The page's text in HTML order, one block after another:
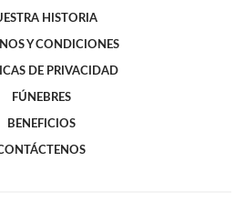
HISTORIA
Y CONDICIONES
DE PRIVACIDAD
FÚNEBRES
BENEFICIOS